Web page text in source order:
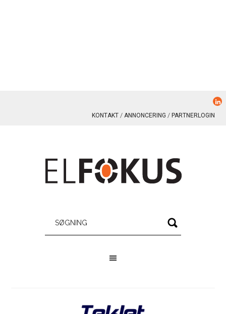
KONTAKT ANNONCERING PARTNERLOGIN